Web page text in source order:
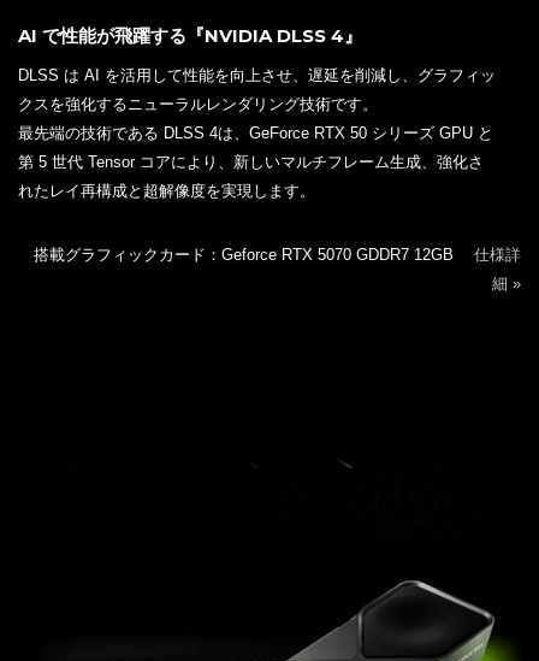
AI で性能が飛躍する『NVIDIA DLSS 4』
DLSS は AI を活用して性能を向上させ、遅延を削減し、グラフィッ
クスを強化するニューラルレンダリング技術です。
最先端の技術である DLSS 4は、GeForce RTX 50 シリーズ GPU と
第 5 世代 Tensor コアにより、新しいマルチフレーム生成、強化さ
れたレイ再構成と超解像度を実現します。
搭載グラフィックカード：Geforce RTX 5070 GDDR7 12GB 仕様詳
細 »